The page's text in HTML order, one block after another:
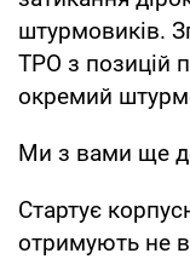
штурмовиків.
ТРО з позицій
окремий
Ми з вами ще
Стартує
отримують не